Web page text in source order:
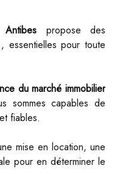
propose des
, essentielles pour toute
du marché immobilier
sommes capables de
fiables.
mise en location, une
pour en déterminer le